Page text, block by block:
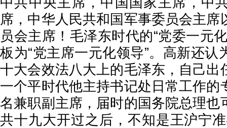
席，中华人民共和国军事委员会主席
员会主席！毛泽东时代的“党委一元
板为“党主席一元化领导”。高新还认
十大会效法八大上的毛泽东，自己出
一个平时代他主持书记处日常工作的
名兼职副主席，届时的国务院总理也
共十九大开过之后，不知是王沪宁